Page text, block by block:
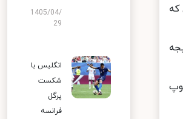
1405/04/
29
انگلیس با
شکست
پرگل
فرانسه